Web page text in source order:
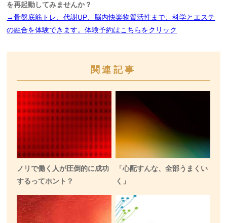
を再起動してみませんか？
→骨盤底筋トレ、代謝UP、脳内快楽物質活性まで、科学とエステ
の融合を体験できます。体験予約はこちらをクリック
関連記事
ノリで働く人が圧倒的に成功
するってホント？
「心配すんな、全部うまくい
く」